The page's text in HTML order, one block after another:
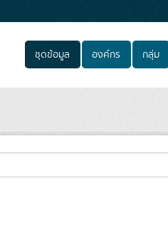
ชุดข้อมูล องค์กร กลุ่ม